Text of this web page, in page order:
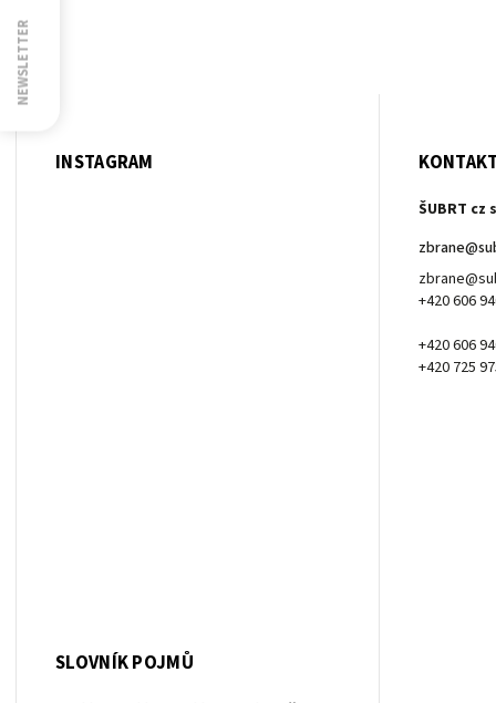
INSTAGRAM KONTAKT
ŠUBRT cz
zbrane@
+420 606
+420 606
+420 725
SLOVNÍK POJMŮ
NEWSLETTER